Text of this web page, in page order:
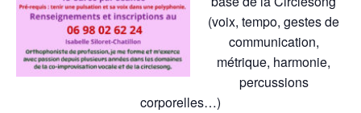
(voix, tempo, gestes de
communication,
métrique, harmonie,
percussions
corporelles…)